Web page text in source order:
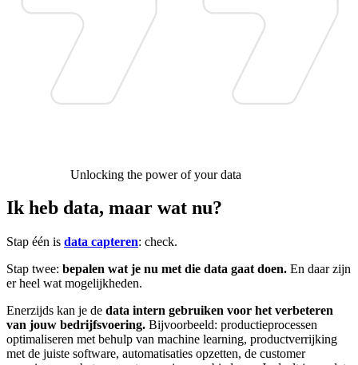
Unlocking the power of your data
Ik heb data, maar wat nu?
Stap één is data capteren: check.
Stap twee: bepalen wat je nu met die data gaat doen. En daar zijn
er heel wat mogelijkheden.
Enerzijds kan je de data intern gebruiken voor het verbeteren
van jouw bedrijfsvoering. Bijvoorbeeld: productieprocessen
optimaliseren met behulp van machine learning, productverrijking
met de juiste software, automatisaties opzetten, de customer